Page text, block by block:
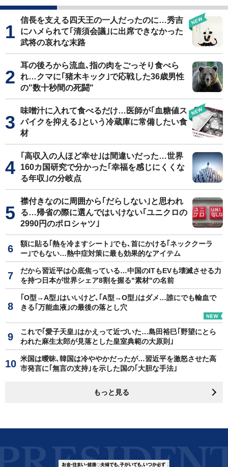
信長を支える四天王の一人だったのに…秀吉
にハメられて｢清須会議｣に出席できなかった
武将の哀れな末路
耳の後ろから流血､指の肉をごっそり食べら
れ…クマに｢猪木キック｣で応戦した36歳男性
の"数十秒間の死闘"
味噌汁に入れて食べるだけ…医師が｢血糖値ス
パイクを抑える｣という冷蔵庫に常備したい食
材
｢高収入の人ほど幸せ｣は間違いだった…世界
160カ国研究で分かった｢幸福を感じにくくな
る年収｣の分岐点
襟付きなのに周囲から｢だらしない｣と思われ
る…帰省の際に選んではいけない｢ユニクロの
2990円のポロシャツ｣
額に貼る｢熱を冷ますシート｣でも､首にかける｢ネッククーラ
ー｣でもない…熱中症対策に最も効果的なアイテム
だから習近平は心底焦っている…中国のITもEVも壊滅させる力
を持つ日本が世界シェア8割を握る"素材"の名前
｢O型→A型｣はいいけど､｢A型→O型｣はダメ…誰にでも輸血で
きる｢万能血液｣の最後の落とし穴
これで｢愛子天皇｣はかえって近づいた…島田裕巳｢野望にとら
われた麻生太郎が見落とした皇室典範の大原則｣
米国は曖昧､韓国は冷ややかだったが…習近平を激怒させた高
市発言に｢無言の支持｣を示した国の｢大胆な手法｣
もっと見る